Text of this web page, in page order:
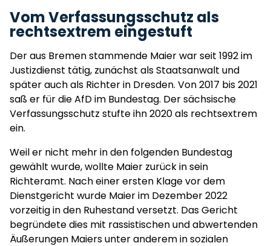
Vom Verfassungsschutz als
rechtsextrem eingestuft
Der aus Bremen stammende Maier war seit 1992 im
Justizdienst tätig, zunächst als Staatsanwalt und
später auch als Richter in Dresden. Von 2017 bis 2021
saß er für die AfD im Bundestag. Der sächsische
Verfassungsschutz stufte ihn 2020 als rechtsextrem
ein.
Weil er nicht mehr in den folgenden Bundestag
gewählt wurde, wollte Maier zurück in sein
Richteramt. Nach einer ersten Klage vor dem
Dienstgericht wurde Maier im Dezember 2022
vorzeitig in den Ruhestand versetzt. Das Gericht
begründete dies mit rassistischen und abwertenden
Äußerungen Maiers unter anderem in sozialen